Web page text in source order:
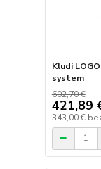
Kludi
system
602,70 €
421,89
343,00 €